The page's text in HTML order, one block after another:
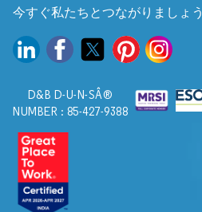
今すぐ私たちとつながりましょう
D&B D-U-N-SÂ®
NUMBER : 85-427-9388